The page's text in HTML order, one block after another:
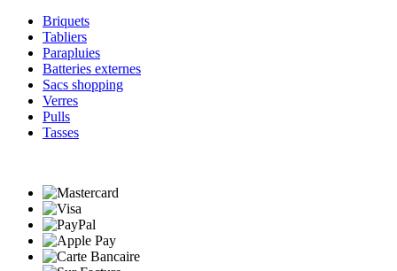
Briquets
Tabliers
Parapluies
Batteries externes
Sacs shopping
Verres
Pulls
Tasses